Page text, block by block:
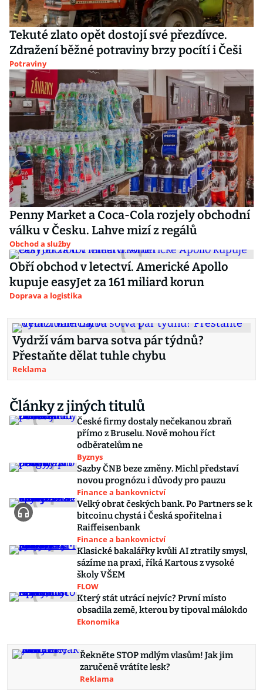
Tekuté zlato opět dostojí své přezdívce.
Zdražení běžné potraviny brzy pocítí i Češi
Potraviny
Penny Market a Coca-Cola rozjely obchodní
válku v Česku. Lahve mizí z regálů
Obchod a služby
Obří obchod v letectví. Americké Apollo
kupuje easyJet za 161 miliard korun
Doprava a logistika
Vydrží vám barva sotva pár týdnů?
Přestaňte dělat tuhle chybu
Reklama
Články z jiných titulů
České firmy dostaly nečekanou zbraň
přímo z Bruselu. Nově mohou říct
odběratelům ne
Byznys
Sazby ČNB beze změny. Michl představí
novou prognózu i důvody pro pauzu
Finance a bankovnictví
Velký obrat českých bank. Po Partners se k
bitcoinu chystá i Česká spořitelna i
Raiffeisenbank
Finance a bankovnictví
Klasické bakalářky kvůli AI ztratily smysl,
sázíme na praxi, říká Kartous z vysoké
školy VŠEM
FLOW
Který stát utrácí nejvíc? První místo
obsadila země, kterou by tipoval málokdo
Ekonomika
Řekněte STOP mdlým vlasům! Jak jim
zaručeně vrátíte lesk?
Reklama